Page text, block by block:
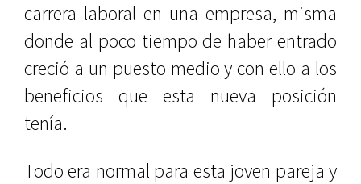
carrera laboral en una empresa, misma
donde al poco tiempo de haber entrado
creció a un puesto medio y con ello a los
beneficios que esta nueva posición
tenía.
Todo era normal para esta joven pareja y